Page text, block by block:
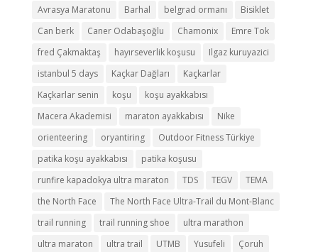
Avrasya Maratonu
Barhal belgrad ormanı
Bisiklet
Can berk
Caner Odabaşoğlu Chamonix
Emre Tok
fred Çakmaktaş
hayırseverlik koşusu
Ilgaz kuruyazici
istanbul 5 days
Kaçkar Dağları
Kaçkarlar
Kaçkarlar senin
koşu
koşu ayakkabısı
Macera Akademisi
maraton ayakkabısı
Nike
orienteering
oryantiring
Outdoor Fitness Türkiye
patika koşu ayakkabısı
patika koşusu
runfire kapadokya ultra maraton
TDS TEGV
TEMA
the North Face
The North Face Ultra-Trail du Mont-Blanc
trail running
trail running shoe
ultra marathon
ultra maraton
ultra trail UTMB Yusufeli Çoruh